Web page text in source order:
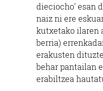
dieciocho’ esan
naiz ni ere
kutxetako ilaren
berria)
erakusten
behar pantailan
erabiltzea